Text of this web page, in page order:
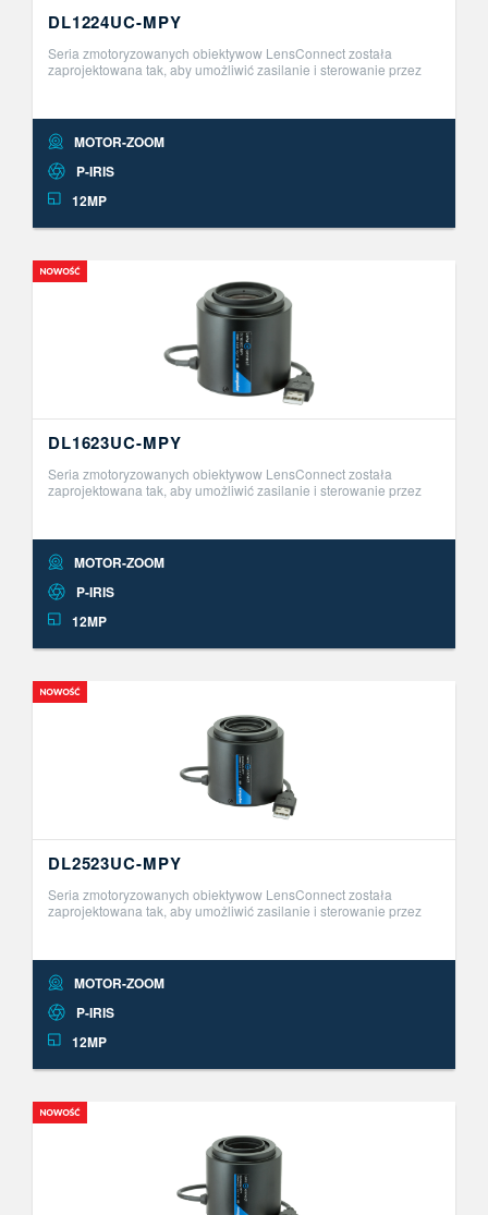
DL1224UC-MPY
Seria zmotoryzowanych obiektywow LensConnect została
zaprojektowana tak, aby umożliwić zasilanie i sterowanie przez
MOTOR-ZOOM
P-IRIS
12MP
DL1623UC-MPY
Seria zmotoryzowanych obiektywow LensConnect została
zaprojektowana tak, aby umożliwić zasilanie i sterowanie przez
MOTOR-ZOOM
P-IRIS
12MP
DL2523UC-MPY
Seria zmotoryzowanych obiektywow LensConnect została
zaprojektowana tak, aby umożliwić zasilanie i sterowanie przez
MOTOR-ZOOM
P-IRIS
12MP